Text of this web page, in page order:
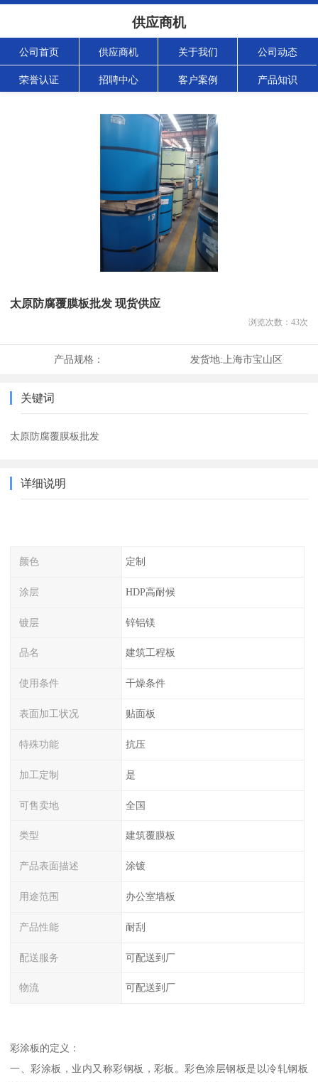
供应商机
公司首页 供应商机 关于我们 公司动态
荣誉认证 招聘中心 客户案例 产品知识
太原防腐覆膜板批发 现货供应
浏览次数： 43次
产品规格： 发货地: 上海市宝山区
关键词
太原防腐覆膜板批发
详细说明
颜色 定制
涂层 HDP高耐候
镀层 锌铝镁
品名 建筑工程板
使用条件 干燥条件
表面加工状况 贴面板
特殊功能 抗压
加工定制 是
可售卖地 全国
类型 建筑覆膜板
产品表面描述 涂镀
用途范围 办公室墙板
产品性能 耐刮
配送服务 可配送到厂
物流 可配送到厂
彩涂板的定义：
一、彩涂板，业内又称彩钢板，彩板。彩色涂层钢板是以冷轧钢板